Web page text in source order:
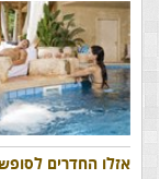
אזלו החדרים